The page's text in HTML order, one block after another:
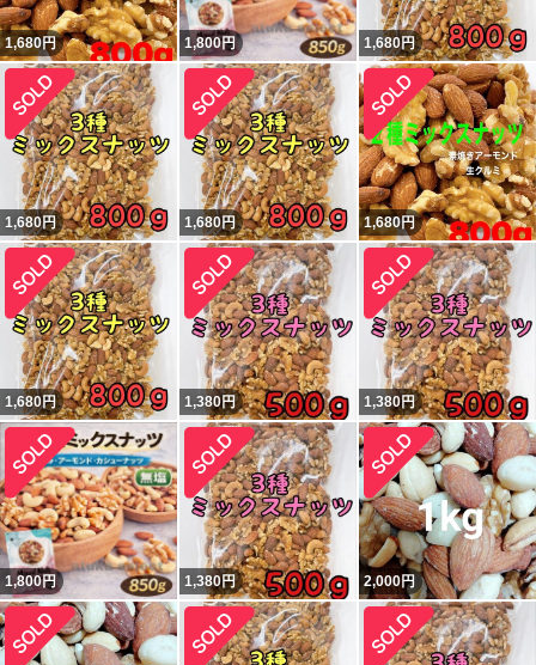
1,680円 1,800円 1,680円
1,680円 1,680円 1,680円
1,680円 1,380円 1,380円
1,800円 1,380円 2,000円